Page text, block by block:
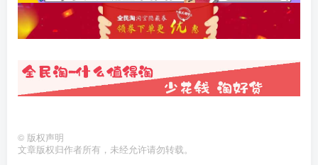
© 版权声明
文章版权归作者所有，未经允许请勿转载。